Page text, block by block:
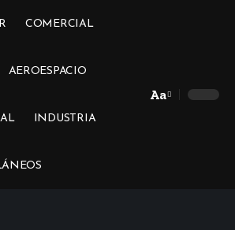
COMERCIAL
AEROESPACIO
INDUSTRIA
Font
Aa